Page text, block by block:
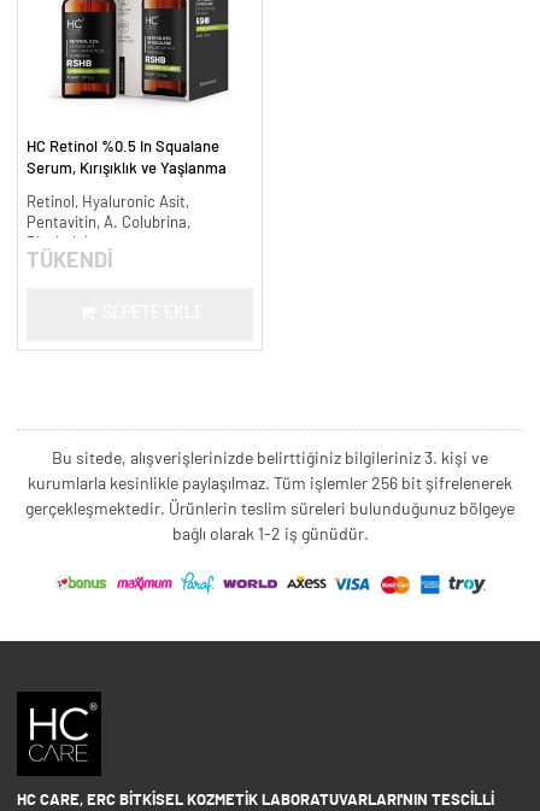
HC Retinol %0.5 In Squalane
Serum, Kırışıklık ve Yaşlanma
Retinol, Hyaluronic Asit,
Pentavitin, A. Colubrina,
Bisabolol
TÜKENDİ
Bu sitede, alışverişlerinizde belirttiğiniz bilgileriniz 3. kişi ve
kurumlarla kesinlikle paylaşılmaz. Tüm işlemler 256 bit şifrelenerek
gerçekleşmektedir. Ürünlerin teslim süreleri bulunduğunuz bölgeye
bağlı olarak 1-2 iş günüdür.
HC CARE, ERC BITKISEL KOZMETIK LABORATUVARLARI'NIN TESCILLI